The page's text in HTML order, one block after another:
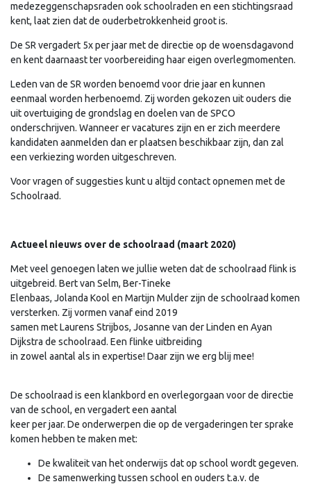
medezeggenschapsraden ook schoolraden en een stichtingsraad
kent, laat zien dat de ouderbetrokkenheid groot is.
De SR vergadert 5x per jaar met de directie op de woensdagavond
en kent daarnaast ter voorbereiding haar eigen overlegmomenten.
Leden van de SR worden benoemd voor drie jaar en kunnen
eenmaal worden herbenoemd. Zij worden gekozen uit ouders die
uit overtuiging de grondslag en doelen van de SPCO
onderschrijven. Wanneer er vacatures zijn en er zich meerdere
kandidaten aanmelden dan er plaatsen beschikbaar zijn, dan zal
een verkiezing worden uitgeschreven.
Voor vragen of suggesties kunt u altijd contact opnemen met de
Schoolraad.
Actueel nieuws over de schoolraad (maart 2020)
Met veel genoegen laten we jullie weten dat de schoolraad flink is
uitgebreid. Bert van Selm, Ber-Tineke
Elenbaas, Jolanda Kool en Martijn Mulder zijn de schoolraad komen
versterken. Zij vormen vanaf eind 2019
samen met Laurens Strijbos, Josanne van der Linden en Ayan
Dijkstra de schoolraad. Een flinke uitbreiding
in zowel aantal als in expertise! Daar zijn we erg blij mee!
De schoolraad is een klankbord en overlegorgaan voor de directie
van de school, en vergadert een aantal
keer per jaar. De onderwerpen die op de vergaderingen ter sprake
komen hebben te maken met:
De kwaliteit van het onderwijs dat op school wordt gegeven.
De samenwerking tussen school en ouders t.a.v. de